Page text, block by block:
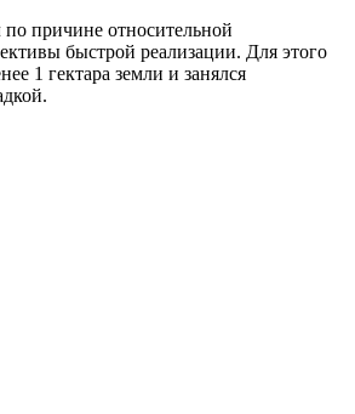
причине относительной
быстрой реализации. Для этого
1 гектара земли и занялся